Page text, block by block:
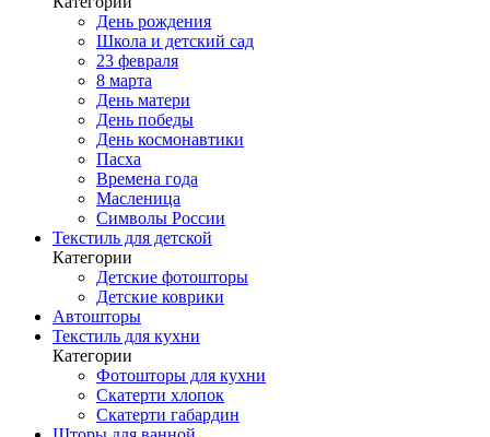
День рождения
Школа и детский сад
23 февраля
8 марта
День матери
День победы
День космонавтики
Пасха
Времена года
Масленица
Символы России
Текстиль для детской
Категории
Детские фотошторы
Детские коврики
Автошторы
Текстиль для кухни
Категории
Фотошторы для кухни
Скатерти хлопок
Скатерти габардин